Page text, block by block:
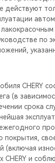
действуют
по
CHERY
(в
срока
покрытия,
(включая
CHERY и